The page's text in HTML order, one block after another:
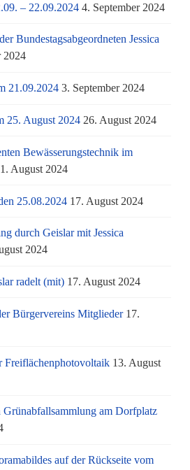
– 22.09.2024 4. September 2024
Bundestagsabgeordneten Jessica
2024
21.09.2024 3. September 2024
25. August 2024 26. August 2024
Bewässerungstechnik im
August 2024
25.08.2024 17. August 2024
durch Geislar mit Jessica
2024
radelt (mit) 17. August 2024
Bürgervereins Mitglieder 17.
Freiflächenphotovoltaik 13. August
Grünabfallsammlung am Dorfplatz
auf der Rückseite vom